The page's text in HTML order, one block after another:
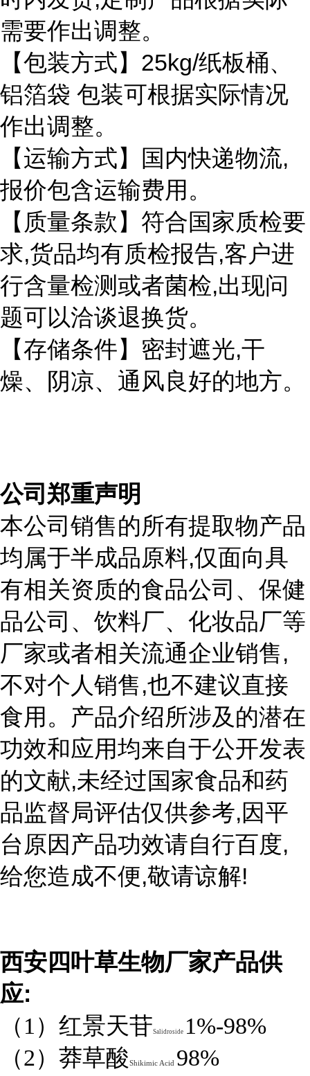
需要作出调整。
【包装方式】 25kg/纸板桶、
铝箔袋 包装可根据实际情况
作出调整。
【运输方式】国内快递物流,
报价包含运输费用。
【质量条款】符合国家质检要
求,货品均有质检报告,客户进
行含量检测或者菌检,出现问
题可以洽谈退换货。
【存储条件】密封遮光,干
燥、阴凉、通风良好的地方。
公司郑重声明
本公司销售的所有提取物产品
均属于半成品原料,仅面向具
有相关资质的食品公司、保健
品公司、饮料厂、化妆品厂等
厂家或者相关流通企业销售,
不对个人销售,也不建议直接
食用。产品介绍所涉及的潜在
功效和应用均来自于公开发表
的文献,未经过国家食品和药
品监督局评估仅供参考,因平
台原因产品功效请自行百度,
给您造成不便,敬请谅解!
西安四叶草生物厂家产品供
应:
（1）红景天苷Salidroside 1%-98%
（2）莽草酸Shikimic Acid 98%